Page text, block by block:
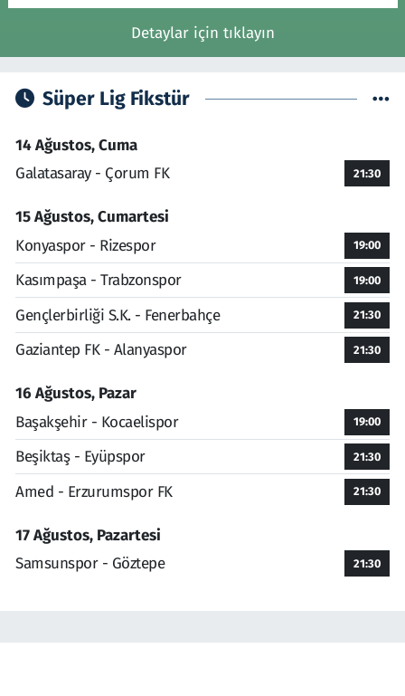
Detaylar için tıklayın
Süper Lig Fikstür
14 Ağustos, Cuma
Galatasaray - Çorum FK
21:30
15 Ağustos, Cumartesi
Konyaspor - Rizespor
19:00
Kasımpaşa - Trabzonspor 19:00
Gençlerbirliği S.K. - Fenerbahçe 21:30
Gaziantep FK - Alanyaspor 21:30
16 Ağustos, Pazar
Başakşehir - Kocaelispor
19:00
Beşiktaş - Eyüpspor 21:30
Amed - Erzurumspor FK 21:30
17 Ağustos, Pazartesi
Samsunspor - Göztepe
21:30